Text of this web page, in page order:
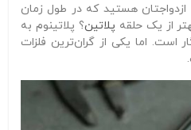
ازدواجتان هستید که در طول زمان
از یک حلقه پلاتین؟ پلاتینوم به
است. اما یکی از گران‌ترین فلزات